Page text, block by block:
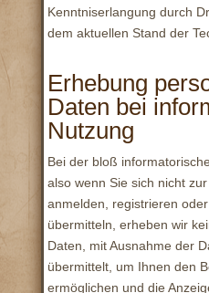
Kenntniserlangung durch
dem aktuellen Stand der
Erhebung
Daten bei
Nutzung
Bei der bloß
also wenn Sie sich nicht
anmelden, registrieren
übermitteln, erheben wir
Daten, mit Ausnahme der
übermittelt, um Ihnen den
ermöglichen und die